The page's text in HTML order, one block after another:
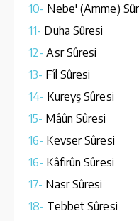
10- Nebe' (Amme)
11- Duha Sûresi
12- Asr Sûresi
13- Fîl Sûresi
14- Kureyş Sûresi
15- Mâûn Sûresi
16- Kevser Sûresi
16- Kâfirûn Sûresi
17- Nasr Sûresi
18- Tebbet Sûresi